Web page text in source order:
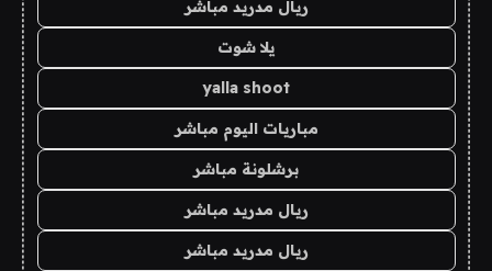
ريال مدريد مباشر
يلا شوت
yalla shoot
مباريات اليوم مباشر
برشلونة مباشر
ريال مدريد مباشر
ريال مدريد مباشر